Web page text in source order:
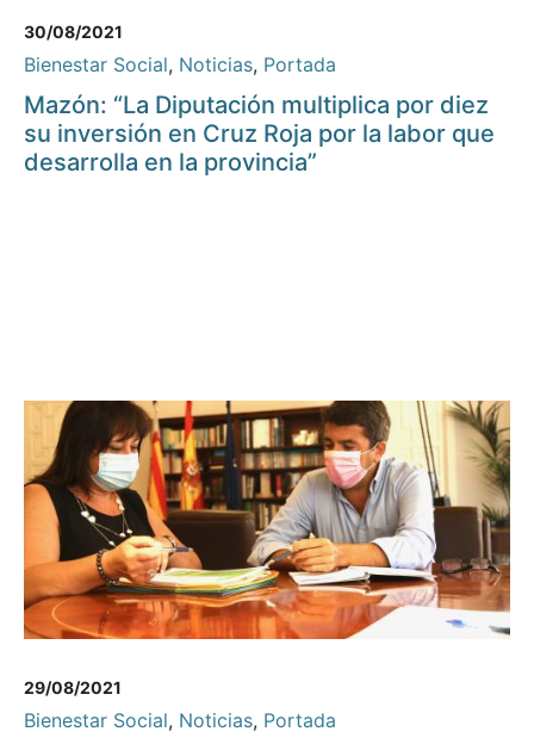
30/08/2021
Bienestar Social, Noticias, Portada
Mazón: “La Diputación multiplica por diez
su inversión en Cruz Roja por la labor que
desarrolla en la provincia”
29/08/2021
Bienestar Social, Noticias, Portada